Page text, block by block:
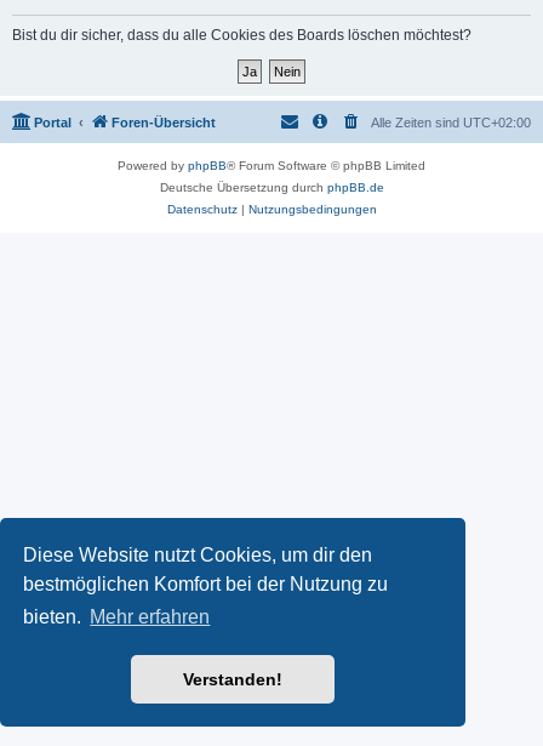
Diese Website nutzt Cookies, um dir den
bestmöglichen Komfort bei der Nutzung zu
bieten. Mehr erfahren
Verstanden!
Bist du dir sicher, dass du alle Cookies des Boards löschen möchtest?
Portal Foren-Übersicht Alle Zeiten sind UTC+02:00
Powered by phpBB® Forum Software © phpBB Limited
Deutsche Übersetzung durch phpBB.de
Datenschutz| Nutzungsbedingungen